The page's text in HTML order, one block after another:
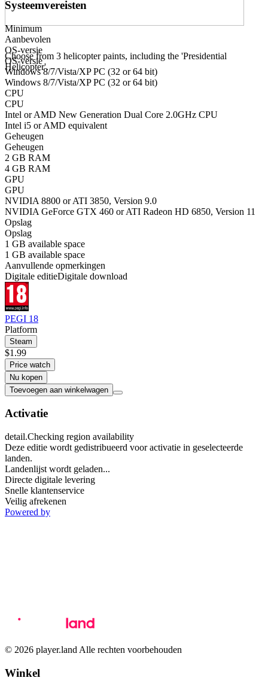
Choose from 3 helicopter paints, including the 'Presidential
Helicopter'.
Systeemvereisten
Minimum
Aanbevolen
OS-versie
OS-versie
Windows 8/7/Vista/XP PC (32 or 64 bit)
Windows 8/7/Vista/XP PC (32 or 64 bit)
CPU
CPU
Intel or AMD New Generation Dual Core 2.0GHz CPU
Intel i5 or AMD equivalent
Geheugen
Geheugen
2 GB RAM
4 GB RAM
GPU
GPU
NVIDIA 8800 or ATI 3850, Version 9.0
NVIDIA GeForce GTX 460 or ATI Radeon HD 6850, Version 11
Opslag
Opslag
1 GB available space
1 GB available space
Aanvullende opmerkingen
Digitale editieDigitale download
PEGI 18
Platform
Steam
$1.99
Price watch
Nu kopen
Toevoegen aan winkelwagen
Activatie
detail.Checking region availability
Deze editie wordt gedistribueerd voor activatie in geselecteerde
landen.
Landenlijst wordt geladen...
Directe digitale levering
Snelle klantenservice
Veilig afrekenen
Powered by
© 2026 player.land Alle rechten voorbehouden
Winkel